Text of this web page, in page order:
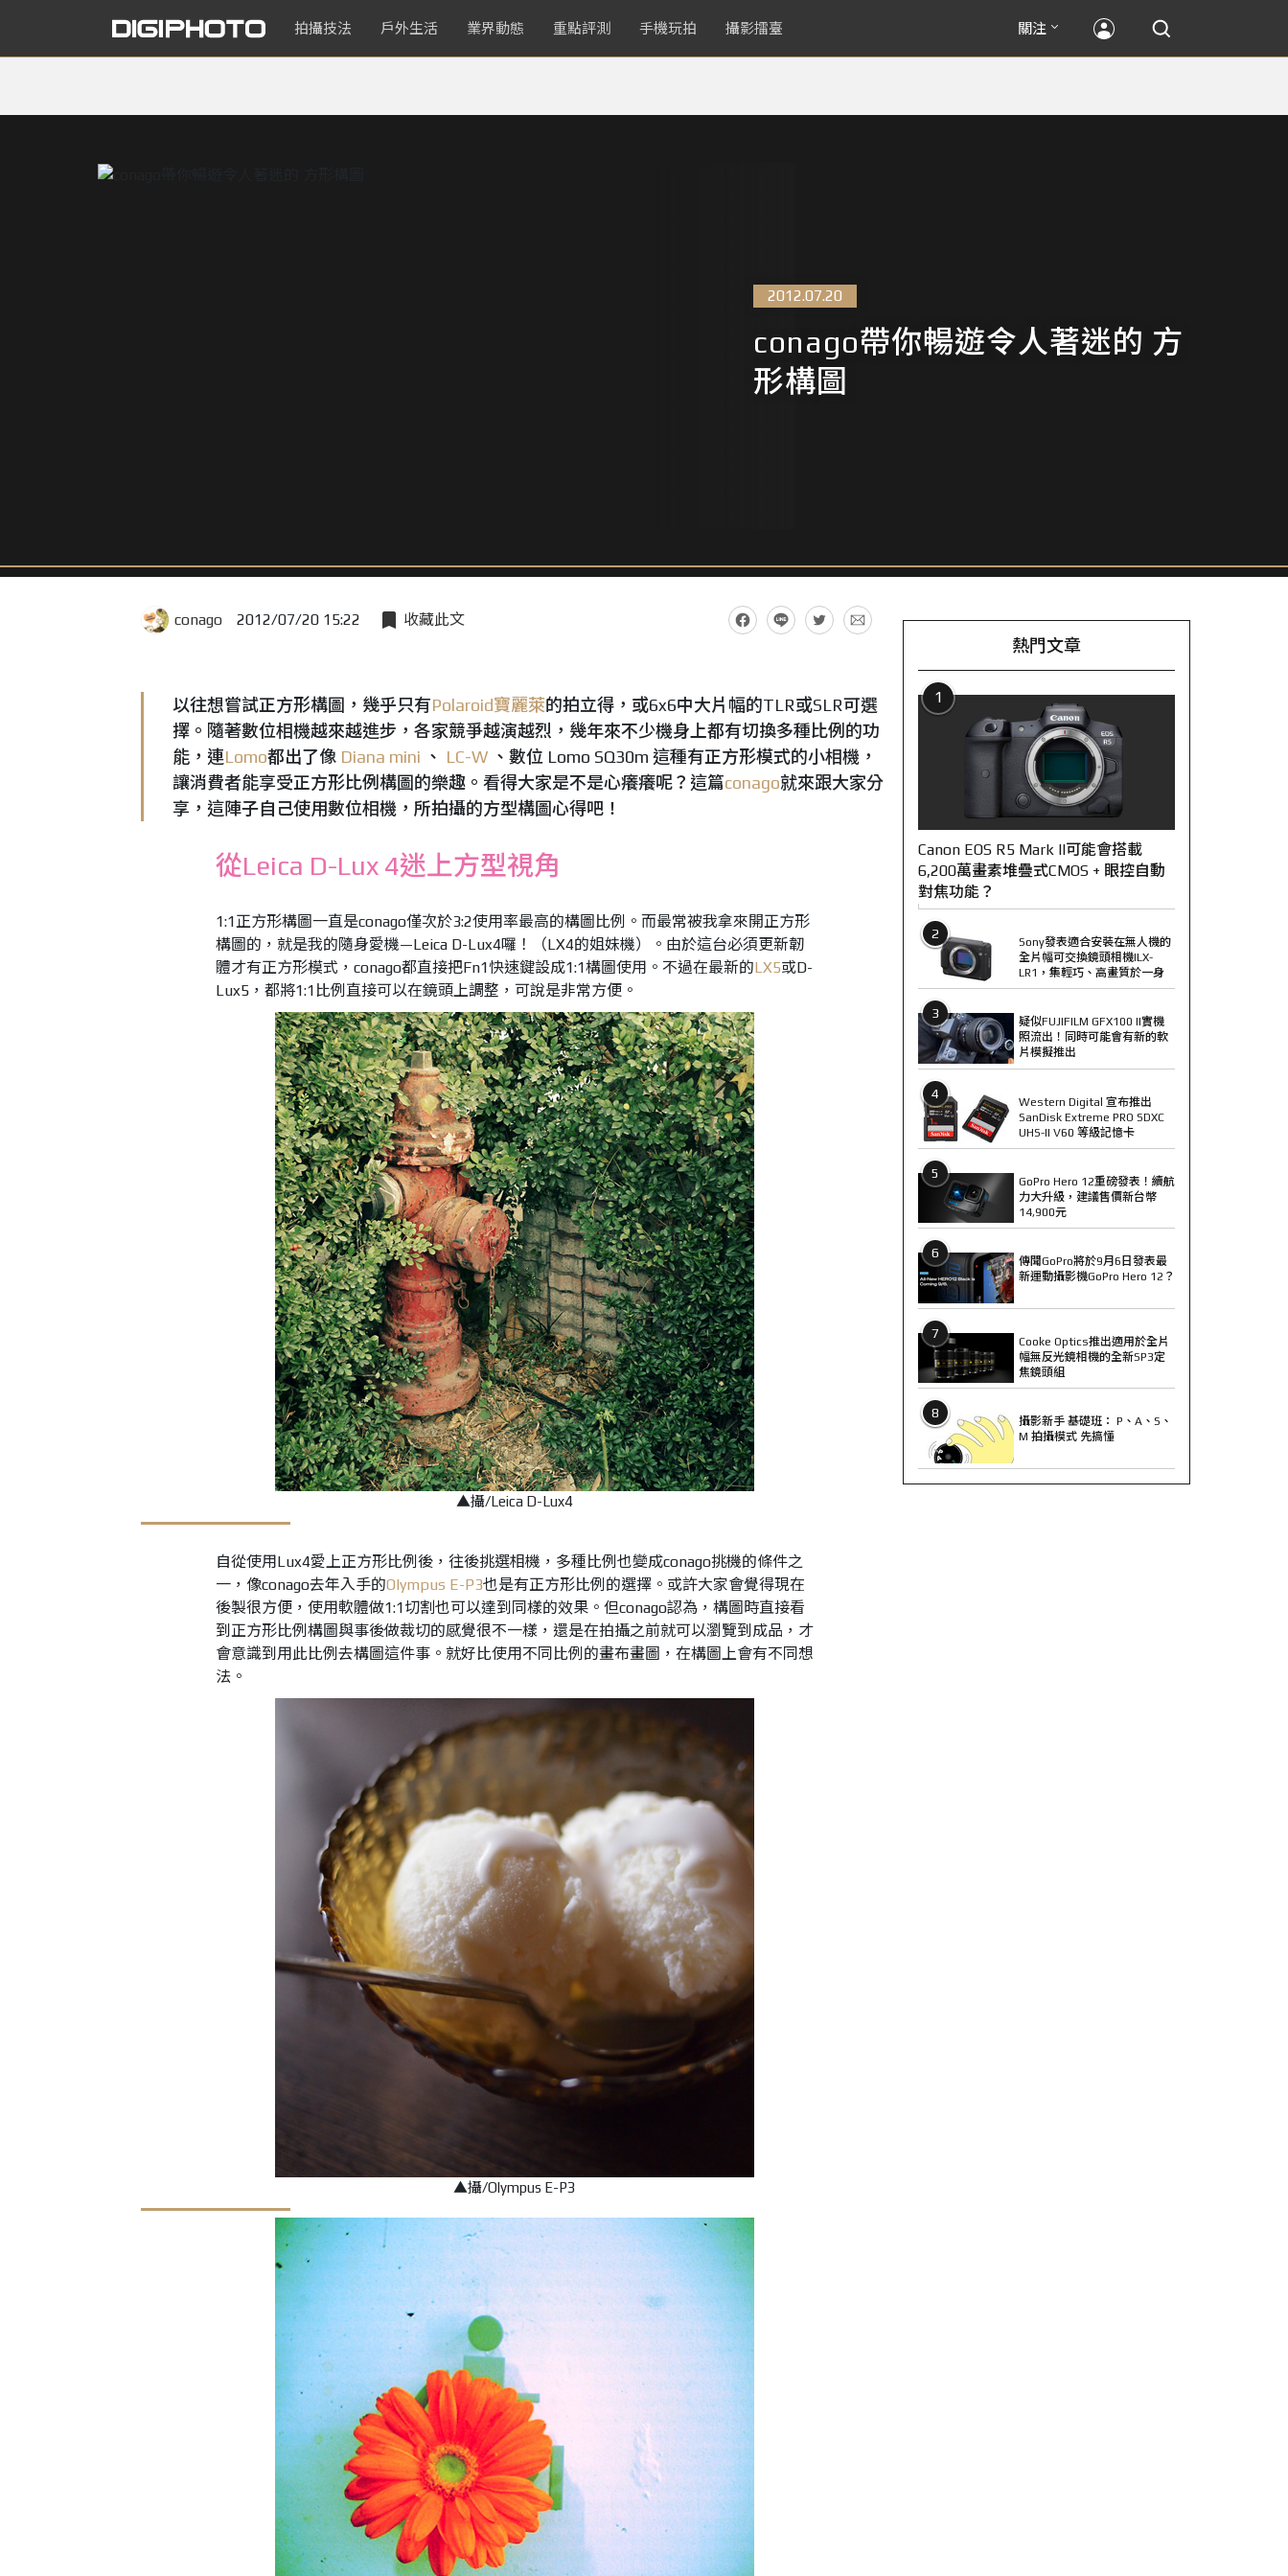
拍攝技法 戶外生活 業界動態 重點評測 手機玩拍 攝影擂臺 關注
2012.07.20
conago帶你暢遊令人著迷的 方
形構圖
conago 2012/07/20 15:22 收藏此文
以往想嘗試正方形構圖，幾乎只有Polaroid寶麗萊的拍立得，或6x6中大片幅的TLR或SLR可選
擇。隨著數位相機越來越進步，各家競爭越演越烈，幾年來不少機身上都有切換多種比例的功
能，連Lomo都出了像 Diana mini 、 LC-W 、數位 Lomo SQ30m 這種有正方形模式的小相機，
讓消費者能享受正方形比例構圖的樂趣。看得大家是不是心癢癢呢？這篇conago就來跟大家分
享，這陣子自己使用數位相機，所拍攝的方型構圖心得吧！
從Leica D-Lux 4迷上方型視角
1:1正方形構圖一直是conago僅次於3:2使用率最高的構圖比例。而最常被我拿來開正方形
構圖的，就是我的隨身愛機—Leica D-Lux4囉！（LX4的姐妹機）。由於這台必須更新韌
體才有正方形模式，conago都直接把Fn1快速鍵設成1:1構圖使用。不過在最新的LX5或D-
Lux5，都將1:1比例直接可以在鏡頭上調整，可說是非常方便。
▲攝/Leica D-Lux4
自從使用Lux4愛上正方形比例後，往後挑選相機，多種比例也變成conago挑機的條件之
一，像conago去年入手的Olympus E-P3也是有正方形比例的選擇。或許大家會覺得現在
後製很方便，使用軟體做1:1切割也可以達到同樣的效果。但conago認為，構圖時直接看
到正方形比例構圖與事後做裁切的感覺很不一樣，還是在拍攝之前就可以瀏覽到成品，才
會意識到用此比例去構圖這件事。就好比使用不同比例的畫布畫圖，在構圖上會有不同想
法。
▲攝/Olympus E-P3
熱門文章
1
Canon EOS R5 Mark II可能會搭載
6,200萬畫素堆疊式CMOS + 眼控自動
對焦功能？
2
Sony發表適合安裝在無人機的
全片幅可交換鏡頭相機ILX-
LR1，集輕巧、高畫質於一身
3
疑似FUJIFILM GFX100 II實機
照流出！同時可能會有新的軟
片模擬推出
4
Western Digital 宣布推出
SanDisk Extreme PRO SDXC
UHS-II V60 等級記憶卡
5
GoPro Hero 12重磅發表！續航
力大升級，建議售價新台幣
14,900元
6
傳聞GoPro將於9月6日發表最
新運動攝影機GoPro Hero 12？
7
Cooke Optics推出適用於全片
幅無反光鏡相機的全新SP3定
焦鏡頭組
8
攝影新手 基礎班： P、A、S、
M 拍攝模式 先搞懂